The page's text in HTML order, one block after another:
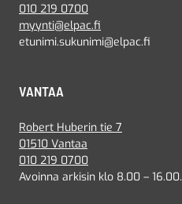
010 219 0700
myynti@elpac.fi
etunimi.sukunimi@elpac.fi
VANTAA
Robert Huberin tie 7
01510 Vantaa
010 219 0700
Avoinna arkisin klo 8.00 – 16.00.